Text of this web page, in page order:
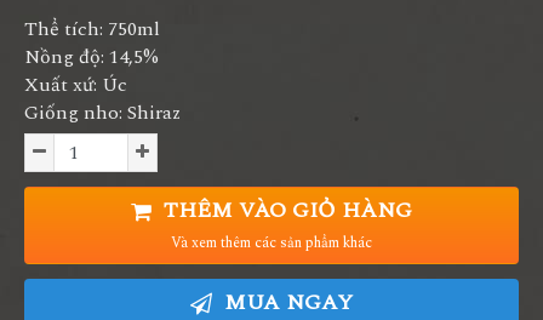
Thể tích: 750ml
Nồng độ: 14,5%
Xuất xứ: Úc
Giống nho: Shiraz
THÊM VÀO GIỎ HÀNG
Và xem thêm các sản phẩm khác
MUA NGAY